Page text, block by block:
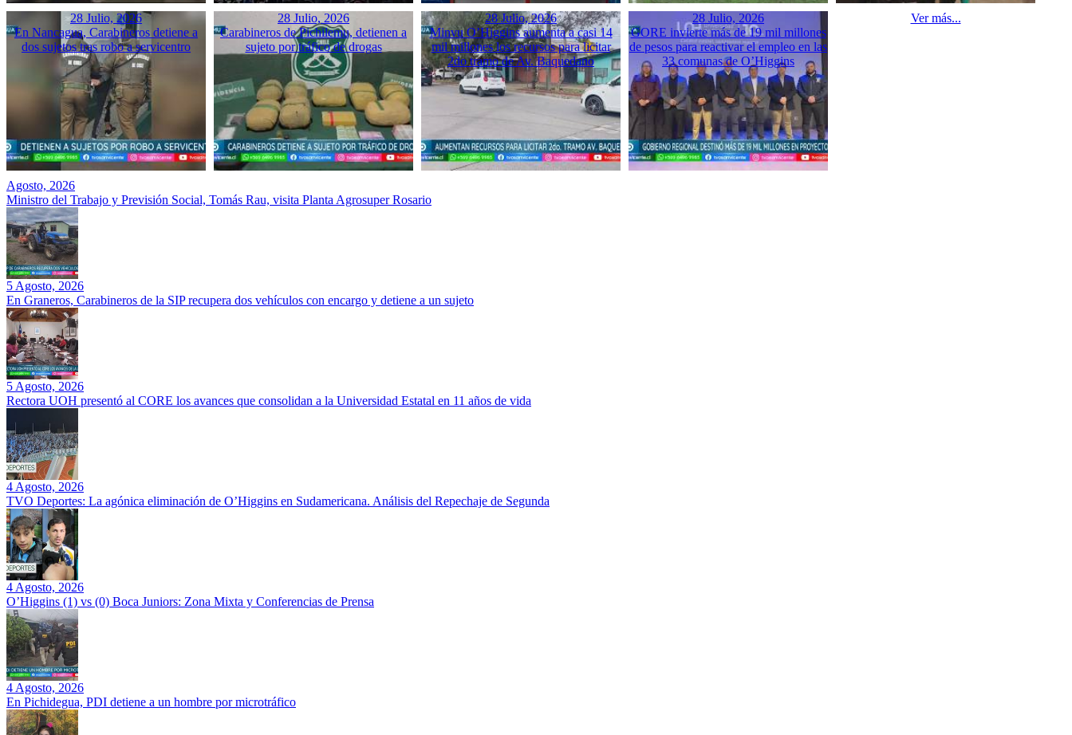
28 Julio, 2026
En Nancagua, Carabineros detiene a
dos sujetos tras robo a servicentro
28 Julio, 2026
Carabineros de Pichilemu, detienen a
sujeto por tráfico de drogas
28 Julio, 2026
Minvu O’Higgins aumenta a casi 14
mil millones los recursos para licitar
2do tramo de Av. Baquedano
28 Julio, 2026
GORE invierte más de 19 mil millones
de pesos para reactivar el empleo en las
33 comunas de O’Higgins
Ver más...
Agosto, 2026
Ministro del Trabajo y Previsión Social, Tomás Rau, visita Planta Agrosuper Rosario
5 Agosto, 2026
En Graneros, Carabineros de la SIP recupera dos vehículos con encargo y detiene a un sujeto
5 Agosto, 2026
Rectora UOH presentó al CORE los avances que consolidan a la Universidad Estatal en 11 años de vida
4 Agosto, 2026
TVO Deportes: La agónica eliminación de O’Higgins en Sudamericana. Análisis del Repechaje de Segunda
4 Agosto, 2026
O’Higgins (1) vs (0) Boca Juniors: Zona Mixta y Conferencias de Prensa
4 Agosto, 2026
En Pichidegua, PDI detiene a un hombre por microtráfico